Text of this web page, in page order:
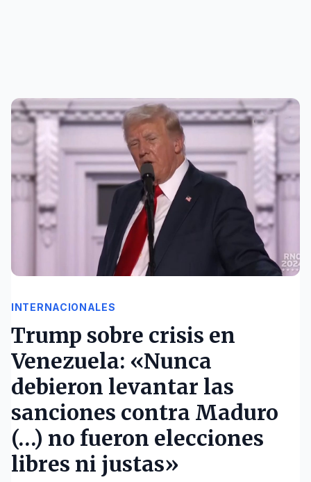
INTERNACIONALES
Trump sobre crisis en
Venezuela: «Nunca
debieron levantar las
sanciones contra Maduro
(…) no fueron elecciones
libres ni justas»